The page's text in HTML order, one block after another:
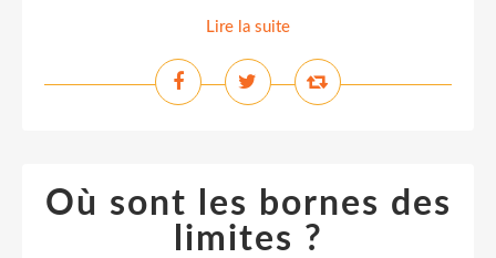
Lire la suite
Où sont les bornes des
limites ?